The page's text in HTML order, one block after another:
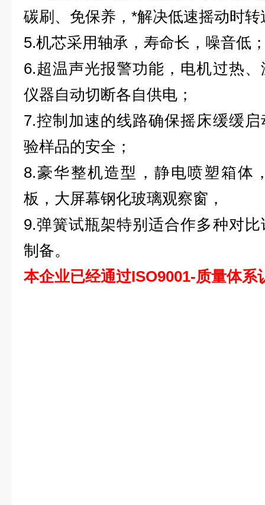
碳刷、免保养，*解决低速摇动时
5.机芯采用轴承，寿命长，噪音低
6.超温声光报警功能，电机过热
仪器自动切断各自供电；
7.控制加速的线路确保摇床缓缓
验样品的安全；
8.豪华整机造型，静电喷塑箱体
板，大屏幕钢化玻璃观察窗，
9.弹簧试瓶架特别适合作多种对
制备。
本企业已经通过ISO9001-质量体系